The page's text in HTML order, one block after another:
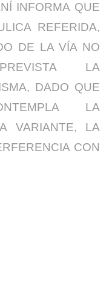
INFORMA QUE
REFERIDA,
DE LA VÍA NO
LA
DADO QUE
LA
VARIANTE, LA
CON